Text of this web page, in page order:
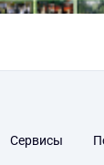
Сервисы